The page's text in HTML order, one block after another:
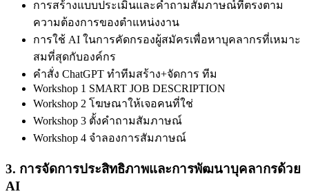
การสร้างแบบประเมินและคำถามสัมภาษณ์ที่ตรงตาม
ความต้องการของตำแหน่งงาน
การใช้ AI ในการคัดกรองผู้สมัครเพื่อหาบุคลากรที่เหมาะ
สมที่สุดกับองค์กร
คำสั่ง ChatGPT ทำทีมสร้าง+จัดการ ทีม
Workshop 1 SMART JOB DESCRIPTION
Workshop 2 โฆษณาให้เจอคนที่ใช่
Workshop 3 ตั้งคำถามสัมภาษณ์
Workshop 4 จำลองการสัมภาษณ์
3. การจัดการประสิทธิภาพและการพัฒนาบุคลากรด้วย
AI